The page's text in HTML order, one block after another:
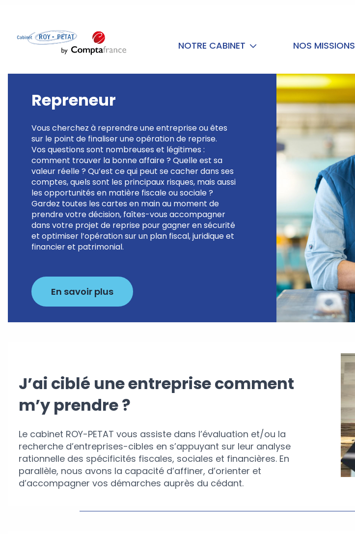
NOTRE CABINET NOS MISSIONS
Repreneur
Vous cherchez à reprendre une entreprise ou êtes
sur le point de finaliser une opération de reprise.
Vos questions sont nombreuses et légitimes :
comment trouver la bonne affaire ? Quelle est sa
valeur réelle ? Qu’est ce qui peut se cacher dans ses
comptes, quels sont les principaux risques, mais aussi
les opportunités en matière fiscale ou sociale ?
Gardez toutes les cartes en main au moment de
prendre votre décision, faîtes-vous accompagner
dans votre projet de reprise pour gagner en sécurité
et optimiser l’opération sur un plan fiscal, juridique et
financier et patrimonial.
En savoir plus
J’ai ciblé une entreprise comment
m’y prendre ?
Le cabinet ROY-PETAT vous assiste dans l’évaluation et/ou la
recherche d’entreprises-cibles en s’appuyant sur leur analyse
rationnelle des spécificités fiscales, sociales et financières. En
parallèle, nous avons la capacité d’affiner, d’orienter et
d’accompagner vos démarches auprès du cédant.